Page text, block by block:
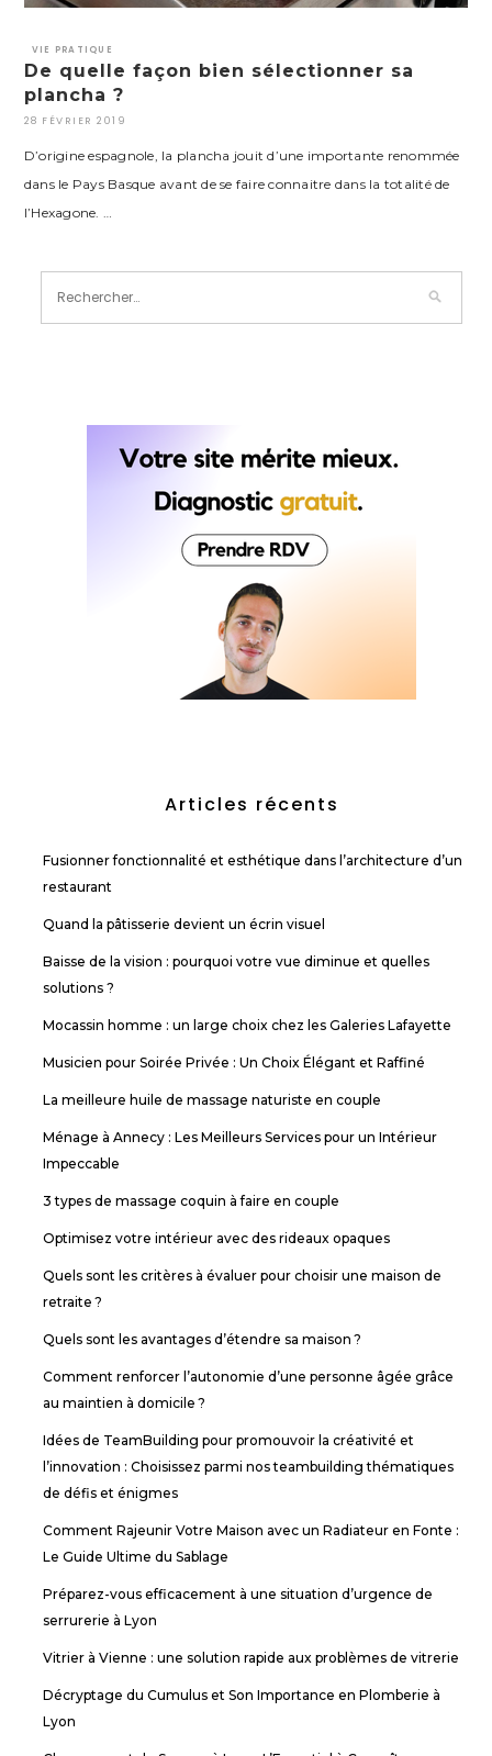
VIE PRATIQUE
De quelle façon bien sélectionner sa
plancha ?
28 FÉVRIER 2019
D’origine espagnole, la plancha jouit d’une importante renommée
dans le Pays Basque avant de se faire connaitre dans la totalité de
l’Hexagone. …
Articles récents
Fusionner fonctionnalité et esthétique dans l’architecture d’un
restaurant
Quand la pâtisserie devient un écrin visuel
Baisse de la vision : pourquoi votre vue diminue et quelles
solutions ?
Mocassin homme : un large choix chez les Galeries Lafayette
Musicien pour Soirée Privée : Un Choix Élégant et Raffiné
La meilleure huile de massage naturiste en couple
Ménage à Annecy : Les Meilleurs Services pour un Intérieur
Impeccable
3 types de massage coquin à faire en couple
Optimisez votre intérieur avec des rideaux opaques
Quels sont les critères à évaluer pour choisir une maison de
retraite ?
Quels sont les avantages d’étendre sa maison ?
Comment renforcer l’autonomie d’une personne âgée grâce
au maintien à domicile ?
Idées de TeamBuilding pour promouvoir la créativité et
l’innovation : Choisissez parmi nos teambuilding thématiques
de défis et énigmes
Comment Rajeunir Votre Maison avec un Radiateur en Fonte :
Le Guide Ultime du Sablage
Préparez-vous efficacement à une situation d’urgence de
serrurerie à Lyon
Vitrier à Vienne : une solution rapide aux problèmes de vitrerie
Décryptage du Cumulus et Son Importance en Plomberie à
Lyon